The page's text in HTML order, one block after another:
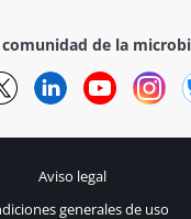
comunidad de la
TwitterLinkedIn
Aviso legal
generales de uso